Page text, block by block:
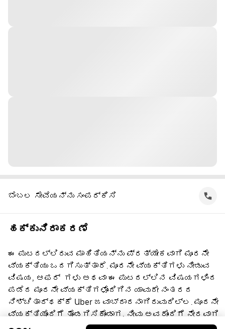
ಬೆಂಬಲ ಸೇವೆಯನ್ನು ಸಂಪರ್ಕಿಸಿ
ಹಕ್ಕುನಿರಾಕರಣೆ
ಈ ಪುಟದಲ್ಲಿರುವ ಮಾಹಿತಿಯನ್ನು ಪ್ರತ್ಯೇಕವಾಗಿ ಮೂರನೇ
ವ್ಯಕ್ತಿಯು ಒದಗಿಸುತ್ತಾರೆ. ಮೂರನೇ ವ್ಯಕ್ತಿಗಳು ನೀಡುವ
ವಿಷಯ, ಆಫರ್ ‌ ಗಳು ಅಥವಾ ಈ ಪುಟದಲ್ಲಿನ ವಿಷಯಗಳಿಂದ
ಪಡೆದ ಮೂರನೇ ವ್ಯಕ್ತಿಗಳೊಂದಿಗಿನ ಯಾವುದೇ ನಂತರದ
ನಿಶ್ಚಿತಾರ್ಥಕ್ಕೆ Uber ಜವಾಬ್ದಾರನಾಗಿರುವುದಿಲ್ಲ. ಮೂರನೇ
ವ್ಯಕ್ತಿಯೊಂದಿಗೆ ತೊಡಗಿಸಿಕೊಂಡಾಗ, ನೀವು ಅವರೊಂದಿಗೆ ನೇರವಾಗಿ
ಒಪ್ಪಂದ ಮಾಡಿಕೊಳ್ಳುತ್ತೀರಿ, ಅದಕ್ಕೆ Uber ಸಹಭಾಗಿ ಅಲ್ಲ.